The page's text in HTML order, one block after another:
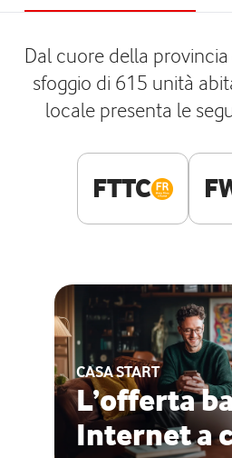
Dal cuore della
sfoggio di 615 unità
locale presenta le
FTTC
CASA START
L’offerta
Internet a
ESCLUSIVA